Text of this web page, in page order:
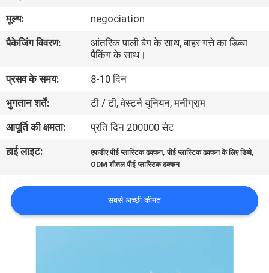
गुणवत्ता
नियंत्रण
संपर्क
करें
मामलों
मूल्य:
negociation
पैकेजिंग विवरण:
आंतरिक पाली बैग के साथ, बाहर गत्ते का डिब्बा
पैकिंग के साथ।
प्रसव के समय:
8-10 दिन
भुगतान शर्तें:
टी / टी, वेस्टर्न यूनियन, मनीग्राम
आपूर्ति की क्षमता:
प्रति दिन 200000 सेट
हाई लाइट:
एफडीए पीई प्लास्टिक ढक्कन,पीई प्लास्टिक ढक्कन के लिए डिब्बे,
ODM शीतल पीई प्लास्टिक ढक्कन
सबसे अच्छी कीमत